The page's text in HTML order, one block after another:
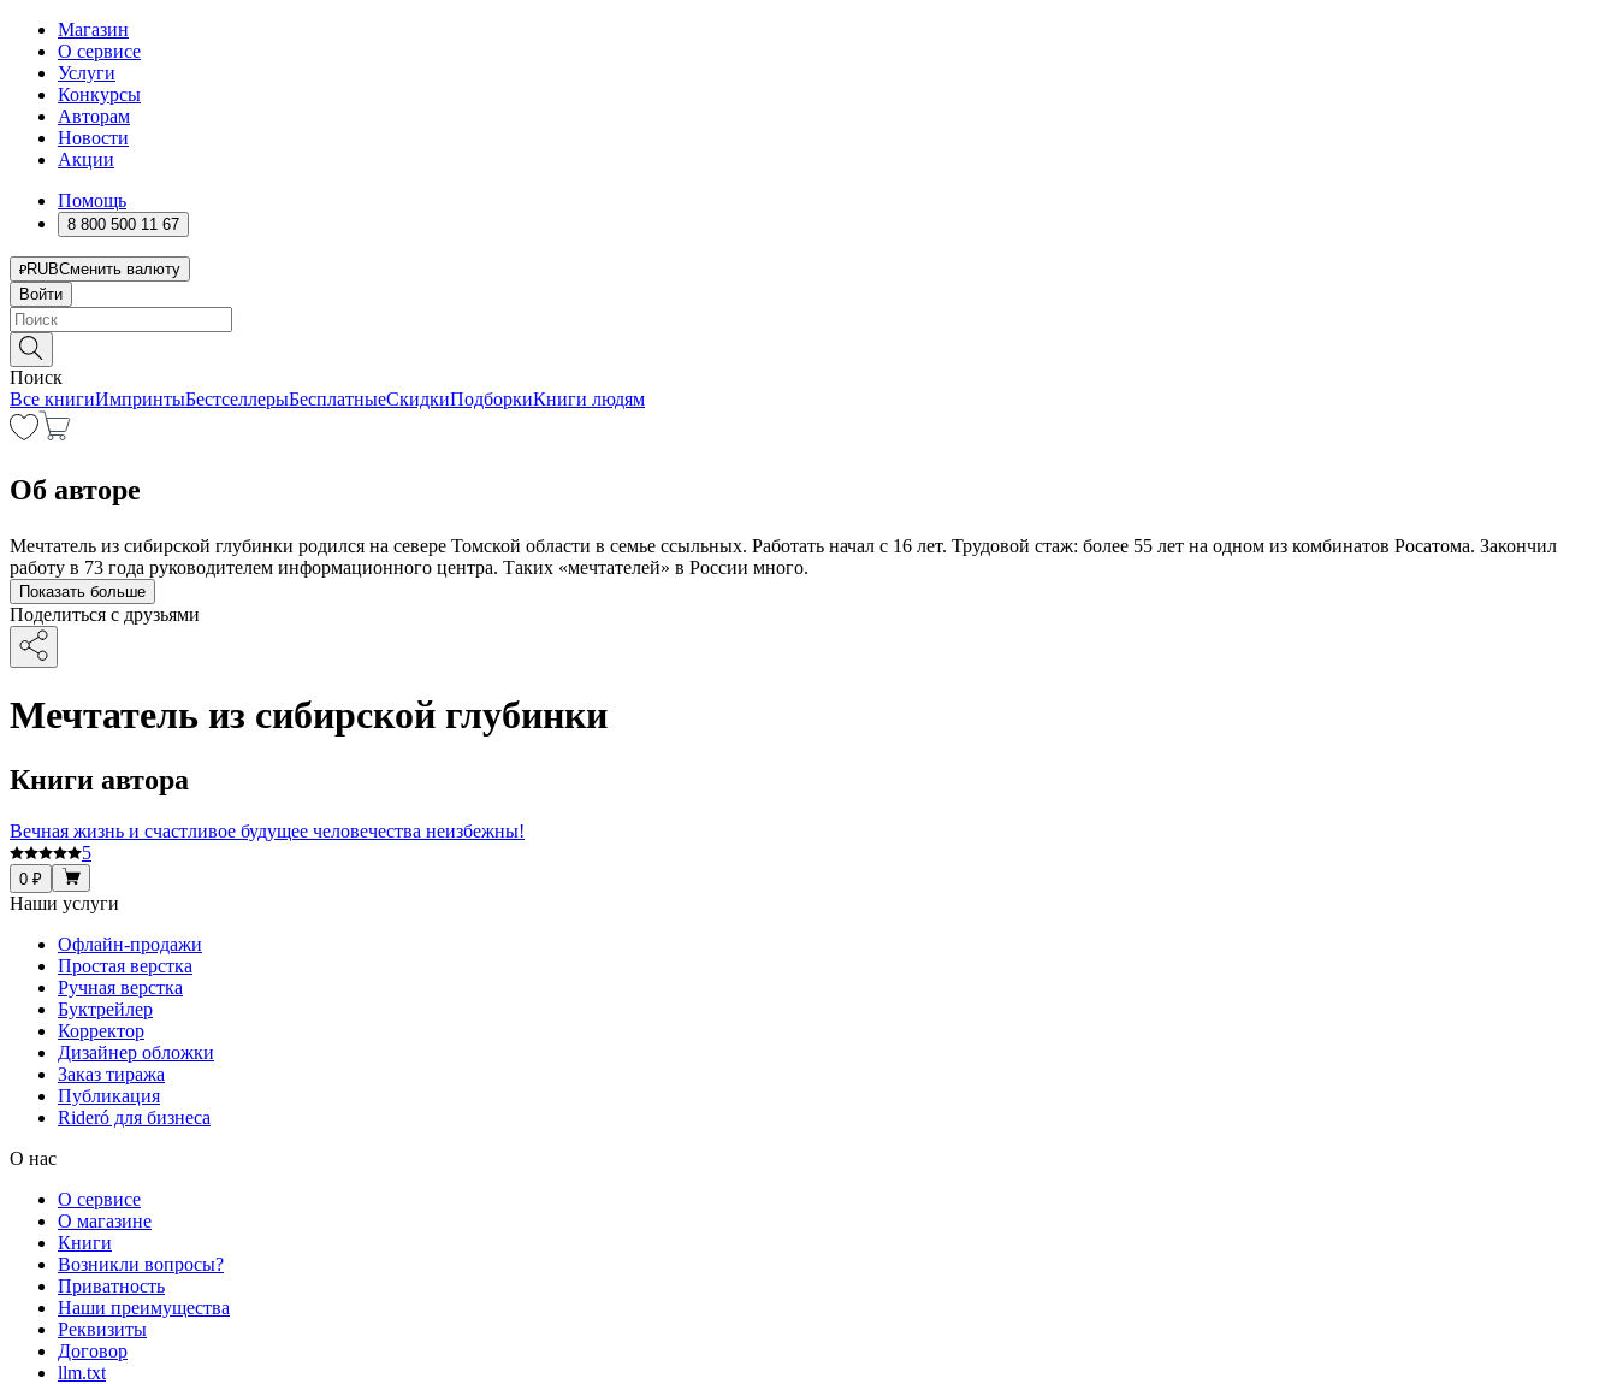
Магазин
О сервисе
Услуги
Конкурсы
Авторам
Новости
Акции
Помощь
8 800 500 11 67
RUBСменить валюту
Войти
Поиск
Все книгиИмпринтыБестселлерыБесплатныеСкидкиПодборкиКниги людям
Об авторе
Мечтатель из сибирской глубинки родился на севере Томской области в семье ссыльных. Работать начал с 16 лет. Трудовой стаж: более 55 лет на одном из комбинатов Росатома. Закончил
работу в 73 года руководителем информационного центра. Таких «мечтателей» в России много.
Показать больше
Поделиться с друзьями
Мечтатель из сибирской глубинки
Книги автора
Вечная жизнь и счастливое будущее человечества неизбежны!
5
0 ₽
Наши услуги
Офлайн-продажи
Простая верстка
Ручная верстка
Буктрейлер
Корректор
Дизайнер обложки
Заказ тиража
Публикация
Rideró для бизнеса
О нас
О сервисе
О магазине
Книги
Возникли вопросы?
Приватность
Наши преимущества
Реквизиты
Договор
llm.txt